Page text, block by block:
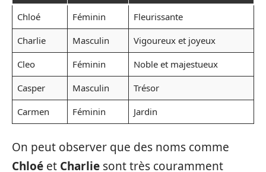
Chloé Féminin
Fleurissante
Charlie
Masculin
Vigoureux et joyeux
Cleo
Féminin
Noble et majestueux
Casper
Masculin
Trésor
Carmen
Féminin Jardin
On peut observer que des noms comme
Chloé et Charlie sont très couramment